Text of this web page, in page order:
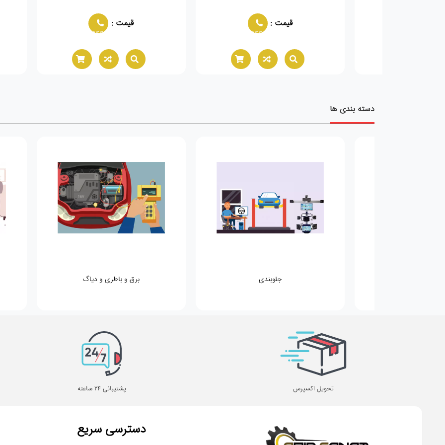
قیمت :
02166021944
قیمت :
02166021944
دسته بندی ها
جلوبندی برق و باطری و دیاگ
تحویل اکسپرس پشتیبانی 24 ساعته
دسترسی سریع